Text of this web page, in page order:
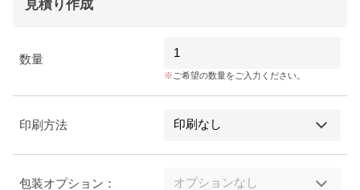
見積り作成
数量
ご希望の数量をご入力ください。
印刷方法
包装オプション：